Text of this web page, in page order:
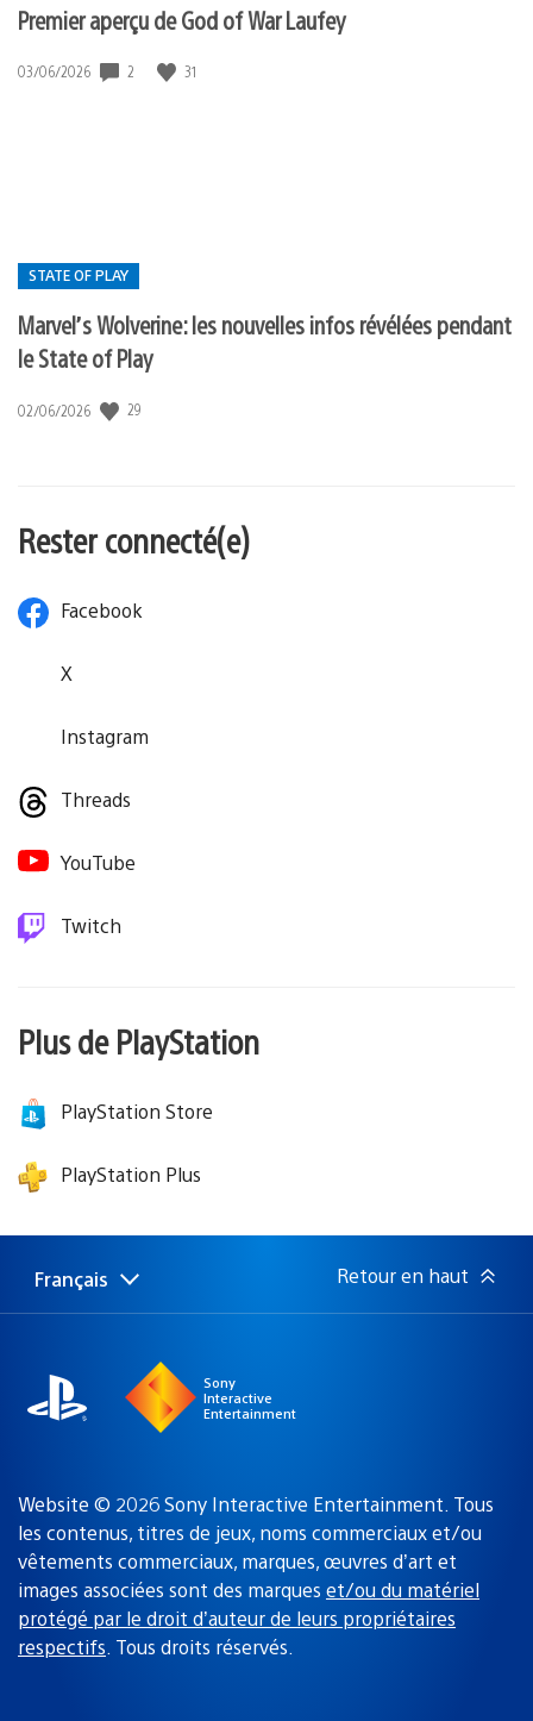
Premier aperçu de God of War Laufey
Postée
Date
03/06/2026 2 31
STATE OF PLAY
Marvel’s Wolverine : les nouvelles infos révélées pendant
le State of Play
Postée
play
Date
02/06/2026 29
Rester connecté(e)
Facebook
X
Instagram
Threads
YouTube
Twitch
Plus de PlayStation
PlayStation Store
PlayStation Plus
Choisir
une
Région
actuelle
Français Retour en haut
Sony
Interactive
Entertainment
Website © 2026 Sony Interactive Entertainment. Tous
les contenus, titres de jeux, noms commerciaux et/ou
vêtements commerciaux, marques, œuvres d’art et
images associées sont des marques et/ou du matériel
protégé par le droit d’auteur de leurs propriétaires
respectifs. Tous droits réservés.